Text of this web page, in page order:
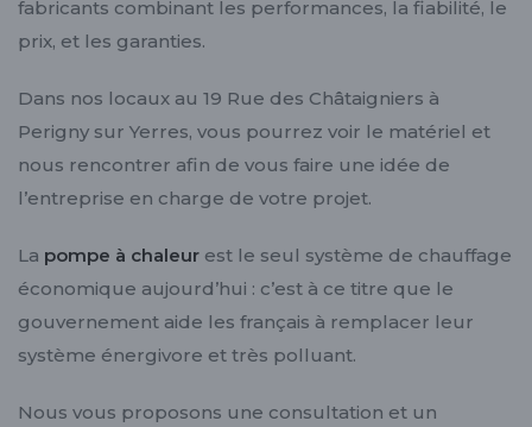
fabricants combinant les performances, la fiabilité, le
prix, et les garanties.
Dans nos locaux au 19 Rue des Châtaigniers à
Perigny sur Yerres, vous pourrez voir le matériel et
nous rencontrer afin de vous faire une idée de
l’entreprise en charge de votre projet.
La pompe à chaleur est le seul système de chauffage
économique aujourd’hui : c’est à ce titre que le
gouvernement aide les français à remplacer leur
système énergivore et très polluant.
Nous vous proposons une consultation et un